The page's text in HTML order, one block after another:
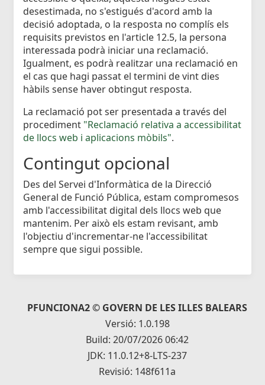
desestimada, no s'estigués d'acord amb la
decisió adoptada, o la resposta no complís els
requisits previstos en l'article 12.5, la persona
interessada podrà iniciar una reclamació.
Igualment, es podrà realitzar una reclamació en
el cas que hagi passat el termini de vint dies
hàbils sense haver obtingut resposta.
La reclamació pot ser presentada a través del
procediment "Reclamació relativa a accessibilitat
de llocs web i aplicacions mòbils".
Contingut opcional
Des del Servei d'Informàtica de la Direcció
General de Funció Pública, estam compromesos
amb l'accessibilitat digital dels llocs web que
mantenim. Per això els estam revisant, amb
l'objectiu d'incrementar-ne l'accessibilitat
sempre que sigui possible.
PFUNCIONA2 © GOVERN DE LES ILLES BALEARS
Versió: 1.0.198
Build: 20/07/2026 06:42
JDK: 11.0.12+8-LTS-237
Revisió: 148f611a